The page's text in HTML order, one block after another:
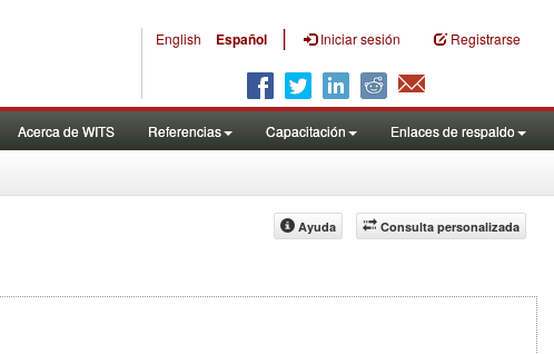
English Español | Iniciar sesión Registrarse
Acerca de WITS Referencias Capacitación Enlaces de respaldo
Consulta personalizada
Ayuda